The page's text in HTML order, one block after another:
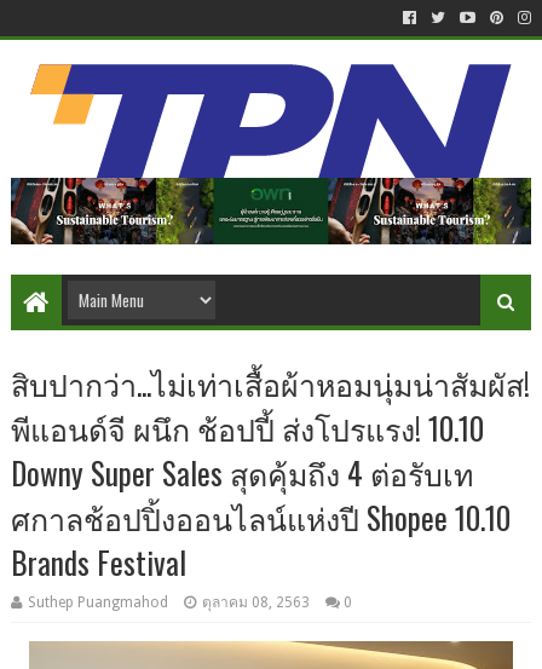
สิบปากว่า...ไม่เท่าเสื้อผ้าหอมนุ่มน่าสัมผัส!
พีแอนด์จี ผนึก ช้อปปี้ ส่งโปรแรง! 10.10
Downy Super Sales สุดคุ้มถึง 4 ต่อรับเท
ศกาลช้อปปิ้งออนไลน์แห่งปี Shopee 10.10
Brands Festival
Suthep Puangmahod ตุลาคม 08, 2563 0